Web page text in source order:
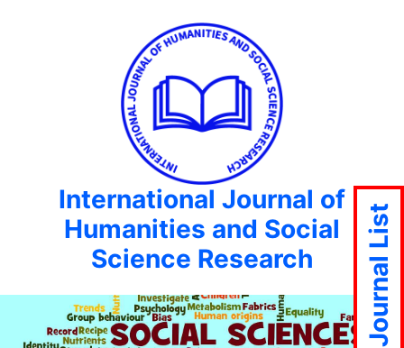
International Journal of
Humanities and Social
Science Research
Journal List